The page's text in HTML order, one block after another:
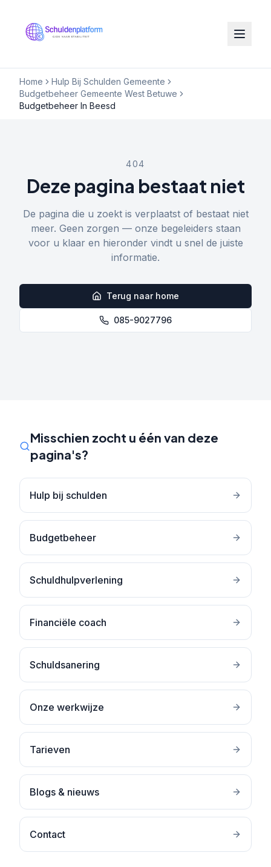
Home
Hulp Bij Schulden Gemeente
Budgetbeheer Gemeente West Betuwe
Budgetbeheer In Beesd
404
Deze pagina bestaat niet
De pagina die u zoekt is verplaatst of bestaat niet
meer. Geen zorgen — onze begeleiders staan
voor u klaar en hieronder vindt u snel de juiste
informatie.
Terug naar home
085-9027796
Misschien zocht u één van deze
pagina's?
Hulp bij schulden
Budgetbeheer
Schuldhulpverlening
Financiële coach
Schuldsanering
Onze werkwijze
Tarieven
Blogs & nieuws
Contact